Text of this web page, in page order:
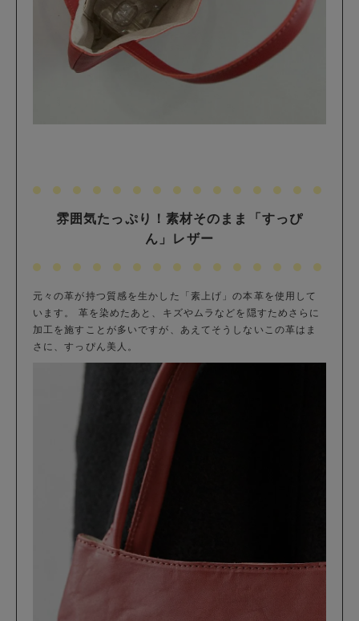
雰囲気たっぷり！素材そのまま「すっぴ
ん」レザー
元々の革が持つ質感を生かした「素上げ」の本革を使用して
います。 革を染めたあと、キズやムラなどを隠すためさらに
加工を施すことが多いですが、あえてそうしないこの革はま
さに、すっぴん美人。